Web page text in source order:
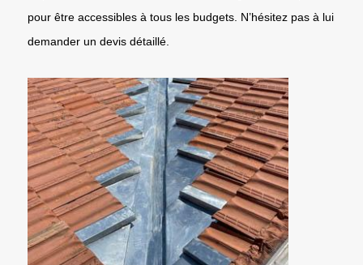
pour être accessibles à tous les budgets. N’hésitez pas à lui
demander un devis détaillé.